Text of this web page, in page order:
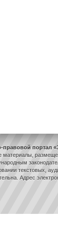
портал
материалы,
текстовых,
Адрес